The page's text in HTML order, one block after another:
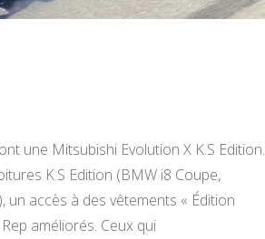
une Mitsubishi Evolution X K.S Edition.
K.S Edition (BMW i8 Coupe,
accès à des vêtements « Édition
améliorés. Ceux qui